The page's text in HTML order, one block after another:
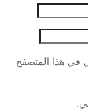
في هذا المتصفح